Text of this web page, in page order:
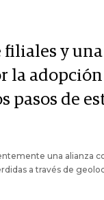
filiales y
la
pasos de
una alianza
a través de